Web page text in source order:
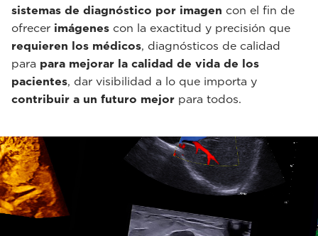
sistemas de diagnóstico por imagen con el fin de
ofrecer imágenes con la exactitud y precisión que
requieren los médicos, diagnósticos de calidad
para para mejorar la calidad de vida de los
pacientes, dar visibilidad a lo que importa y
contribuir a un futuro mejor para todos.